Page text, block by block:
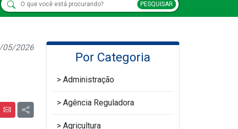
PESQUISAR
05/2026
Por Categoria
Administração
Agência Reguladora
Agricultura